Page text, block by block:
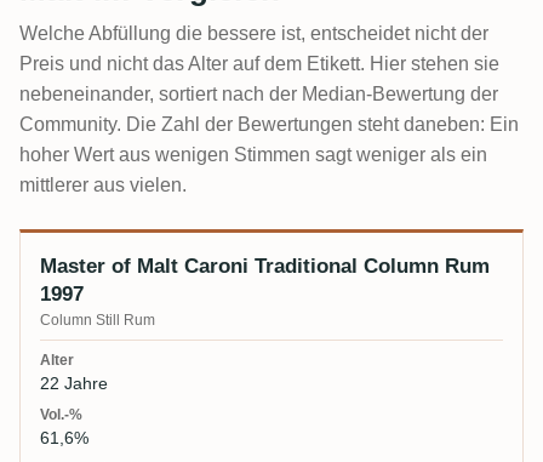
Welche Abfüllung die bessere ist, entscheidet nicht der
Preis und nicht das Alter auf dem Etikett. Hier stehen sie
nebeneinander, sortiert nach der Median-Bewertung der
Community. Die Zahl der Bewertungen steht daneben: Ein
hoher Wert aus wenigen Stimmen sagt weniger als ein
mittlerer aus vielen.
Abfüllung Alter Vol.-% Community-Wertung Preis
Master of Malt Caroni Traditional Column Rum
1997
Column Still Rum
22 Jahre
61,6%